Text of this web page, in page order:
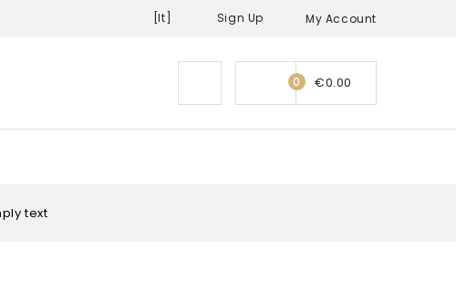
My Account
[it] Sign Up
0 €0.00
text